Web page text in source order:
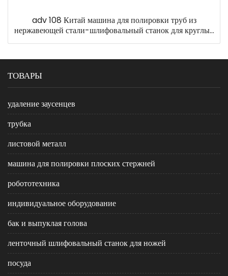
adv 108 Китай машина для полировки труб из
нержавеющей стали-шлифовальный станок для круглых
труб на продажу
ТОВАРЫ
удаление заусенцев
трубка
листовой металл
машина для полировки плоских стержней
робототехника
индивидуальное оборудование
бак и выпуклая голова
ленточный шлифовальный станок для ножей
посуда